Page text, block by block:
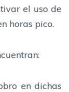
el uso de
horas pico.
en dichas